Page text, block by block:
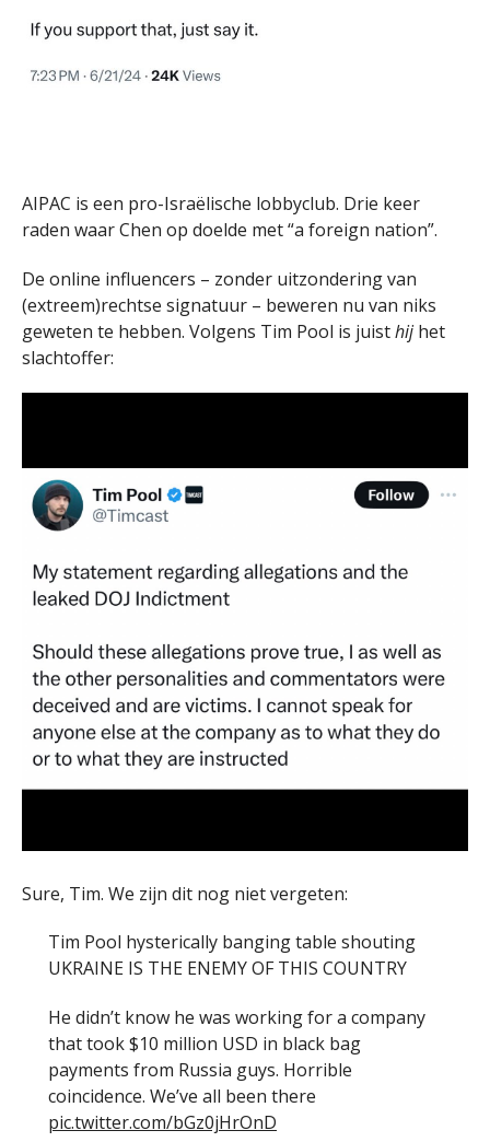
AIPAC is een pro-Israëlische lobbyclub. Drie keer
raden waar Chen op doelde met “a foreign nation”.
De online influencers – zonder uitzondering van
(extreem)rechtse signatuur – beweren nu van niks
geweten te hebben. Volgens Tim Pool is juisthijhet
slachtoffer:
Sure, Tim. We zijn dit nog niet vergeten:
Tim Pool hysterically banging table shouting
UKRAINE IS THE ENEMY OF THIS COUNTRY
He didn’t know he was working for a company
that took $10 million USD in black bag
payments from Russia guys. Horrible
coincidence. We’ve all been there
pic.twitter.com/bGz0jHrOnD